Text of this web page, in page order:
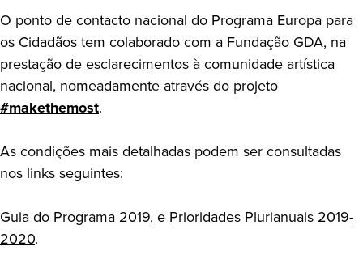
O ponto de contacto nacional do Programa Europa para
os Cidadãos tem colaborado com a Fundação GDA, na
prestação de esclarecimentos à comunidade artística
nacional, nomeadamente através do projeto
#makethemost.
As condições mais detalhadas podem ser consultadas
nos links seguintes:
Guia do Programa 2019, ePrioridades Plurianuais 2019-
2020.